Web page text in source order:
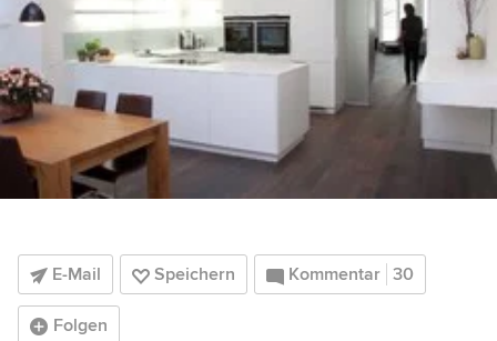
E-Mail Speichern Kommentar 30
Folgen